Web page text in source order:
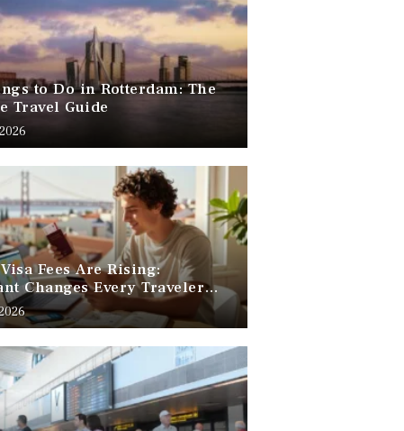
to Do in Rotterdam: The
Travel Guide
Fees Are Rising:
Changes Every Traveler